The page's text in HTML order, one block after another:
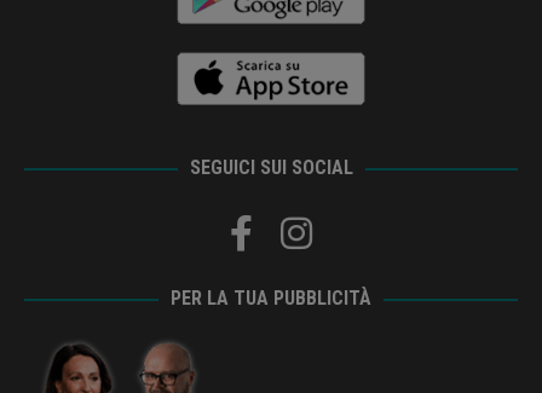
SEGUICI SUI SOCIAL
PER LA TUA PUBBLICITÀ